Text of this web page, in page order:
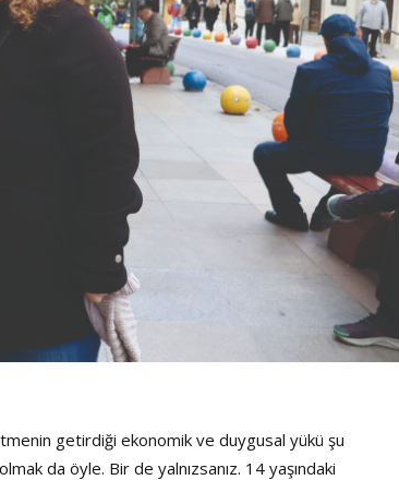
getirdiği ekonomik ve duygusal yükü şu
da öyle. Bir de yalnızsanız. 14 yaşındaki